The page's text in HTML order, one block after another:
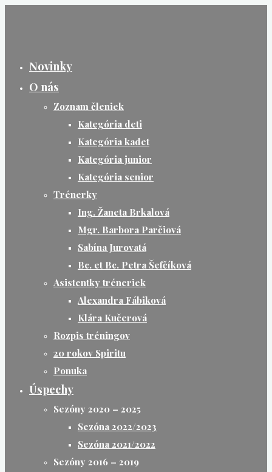
Novinky
O nás
Zoznam členiek
Kategória deti
Kategória kadet
Kategória junior
Kategória senior
Trénerky
Ing. Žaneta Brkalová
Mgr. Barbora Parčiová
Sabína Jurovatá
Bc. et Bc. Petra Šefčíková
Asistentky tréneriek
Alexandra Fábiková
Klára Kučerová
Rozpis tréningov
20 rokov Spiritu
Ponuka
Úspechy
Sezóny 2020 – 2025
Sezóna 2022/2023
Sezóna 2021/2022
Sezóny 2016 – 2019